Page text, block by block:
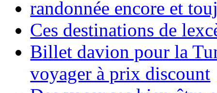
randonnée encore et
Ces destinations de
Billet davion pour la
voyager à prix discount